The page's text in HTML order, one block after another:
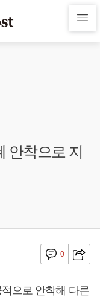
안착으로 지
0
으로 안착해 다른